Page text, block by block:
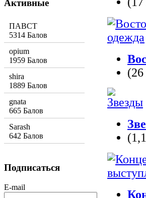
Активные
ПАВСТ
5314 Балов
opium
1959 Балов
shira
1889 Балов
gnata
665 Балов
Sarash
642 Балов
Подписаться
E-mail